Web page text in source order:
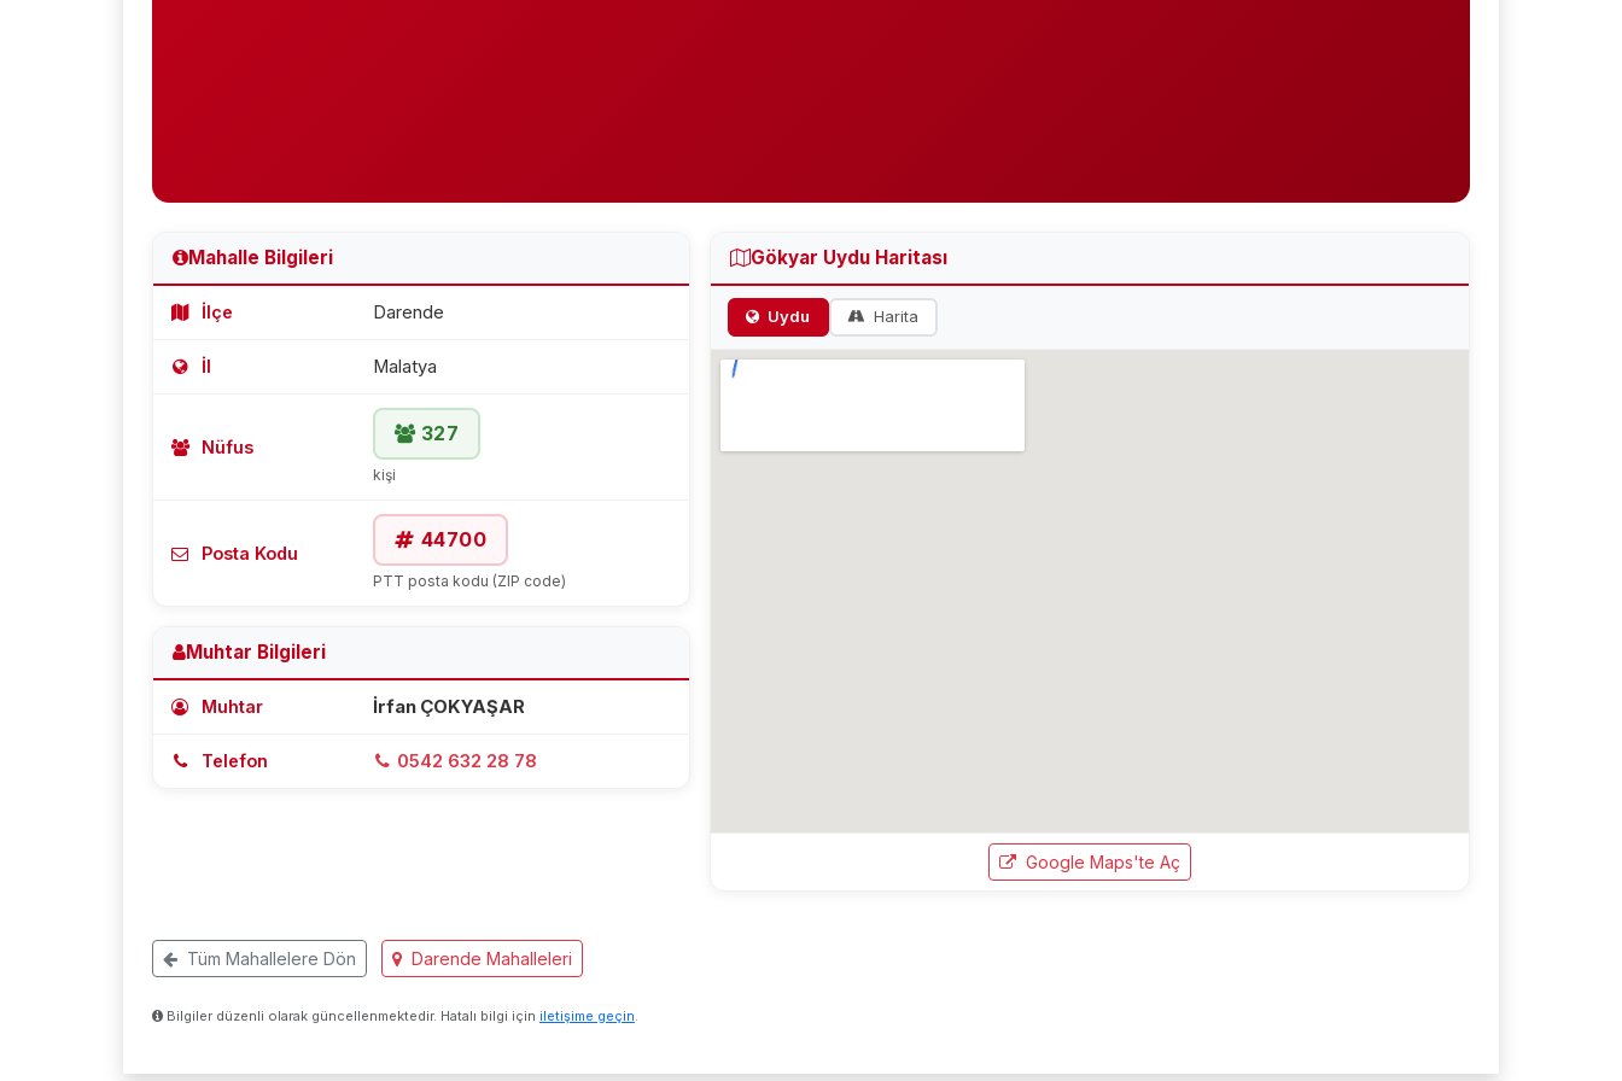
Mahalle Bilgileri
İlçe Darende
İl Malatya
Nüfus
327
kişi
Posta Kodu
44700
PTT posta kodu (ZIP code)
Muhtar Bilgileri
Muhtar İrfan ÇOKYAŞAR
Telefon 0542 632 28 78
Gökyar Uydu Haritası
Uydu Harita
Google Maps'te Aç
Tüm Mahallelere Dön Darende Mahalleleri
Bilgiler düzenli olarak güncellenmektedir. Hatalı bilgi için iletişime geçin